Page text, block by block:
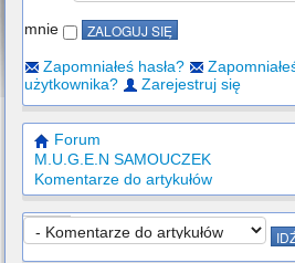
mnie
Zapomniałeś hasła?
użytkownika?
Zarejestruj się
Forum
M.U.G.E.N SAMOUCZEK
Komentarze do artykułów